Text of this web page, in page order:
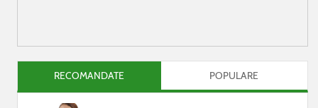
RECOMANDATE POPULARE